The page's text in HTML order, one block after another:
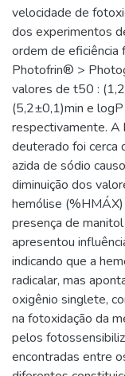
velocidade de
dos experimentos
ordem de
Photofrin® >
valores de t50 :
(5,2±0,1)min e
respectivamente.
deuterado foi cerca
azida de sódio
diminuição dos
hemólise
presença de
apresentou
indicando que a
radicalar, mas
oxigênio singlete,
na fotoxidação da
pelos
encontradas entre